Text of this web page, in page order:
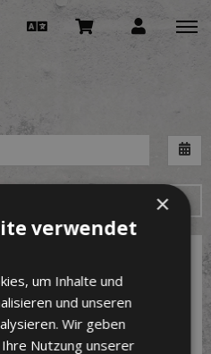
×
verwendet
um Inhalte und
und unseren
Wir geben
Nutzung unserer